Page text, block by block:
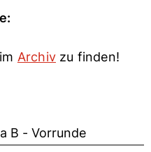
Archivzu finden!